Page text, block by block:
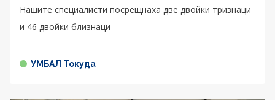
Нашите специалисти посрещнаха две двойки тризнаци
и 46 двойки близнаци
УМБАЛ Токуда